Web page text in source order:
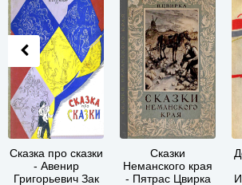
Сказка про сказки
- Авенир
Григорьевич Зак
Сказки
Неманского края
- Пятрас Цвирка